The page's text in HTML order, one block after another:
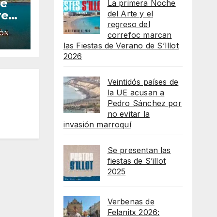
La primera Noche
del Arte y el
regreso del
correfoc marcan
las Fiestas de Verano de S’Illot
2026
Veintidós países de
la UE acusan a
Pedro Sánchez por
no evitar la
invasión marroquí
Se presentan las
fiestas de S’illot
2025
Verbenas de
Felanitx 2026: